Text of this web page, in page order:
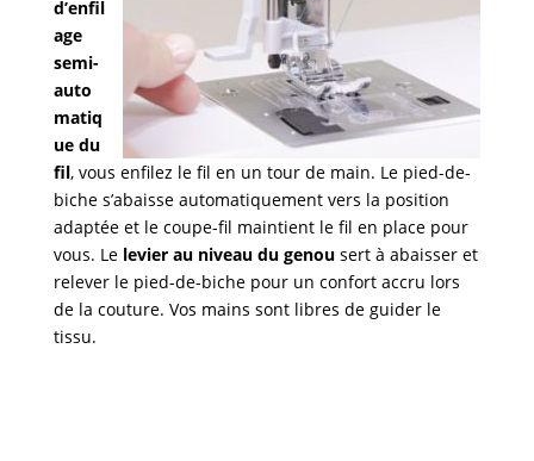
d’enfil
age
semi-
auto
matiq
ue du
fil, vous enfilez le fil en un tour de main. Le pied-de-
biche s’abaisse automatiquement vers la position
adaptée et le coupe-fil maintient le fil en place pour
vous. Le levier au niveau du genou sert à abaisser et
relever le pied-de-biche pour un confort accru lors
de la couture. Vos mains sont libres de guider le
tissu.